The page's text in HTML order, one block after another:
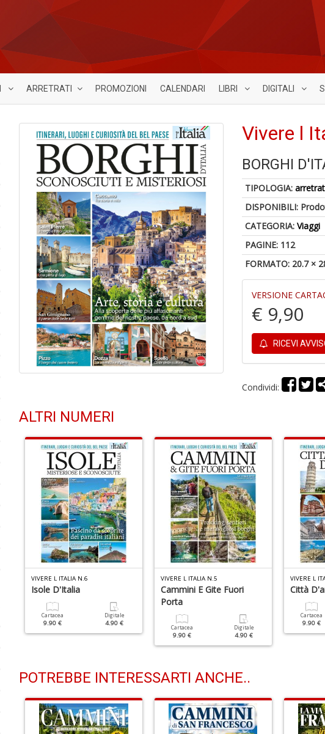
ARRETRATI PROMOZIONI CALENDARI LIBRI DIGITALI
Vivere l
BORGHI
TIPOLOGIA:
DISPONIBILI:
CATEGORIA:Viaggi
PAGINE: 112
FORMATO: 20.7 ×
VERSIONE
€ 9,90
RICEVI
Condividi:
ALTRI NUMERI
VIVERE L ITALIA N.6
Isole D'Italia
Cartacea
9.90 €
Digitale
4.90 €
VIVERE L ITALIA N.5
Cammini E Gite Fuori
Porta
Cartacea
9.90 €
Digitale
4.90 €
VIVERE L
Città
Cartacea
9.90 €
POTREBBE INTERESSARTI ANCHE..